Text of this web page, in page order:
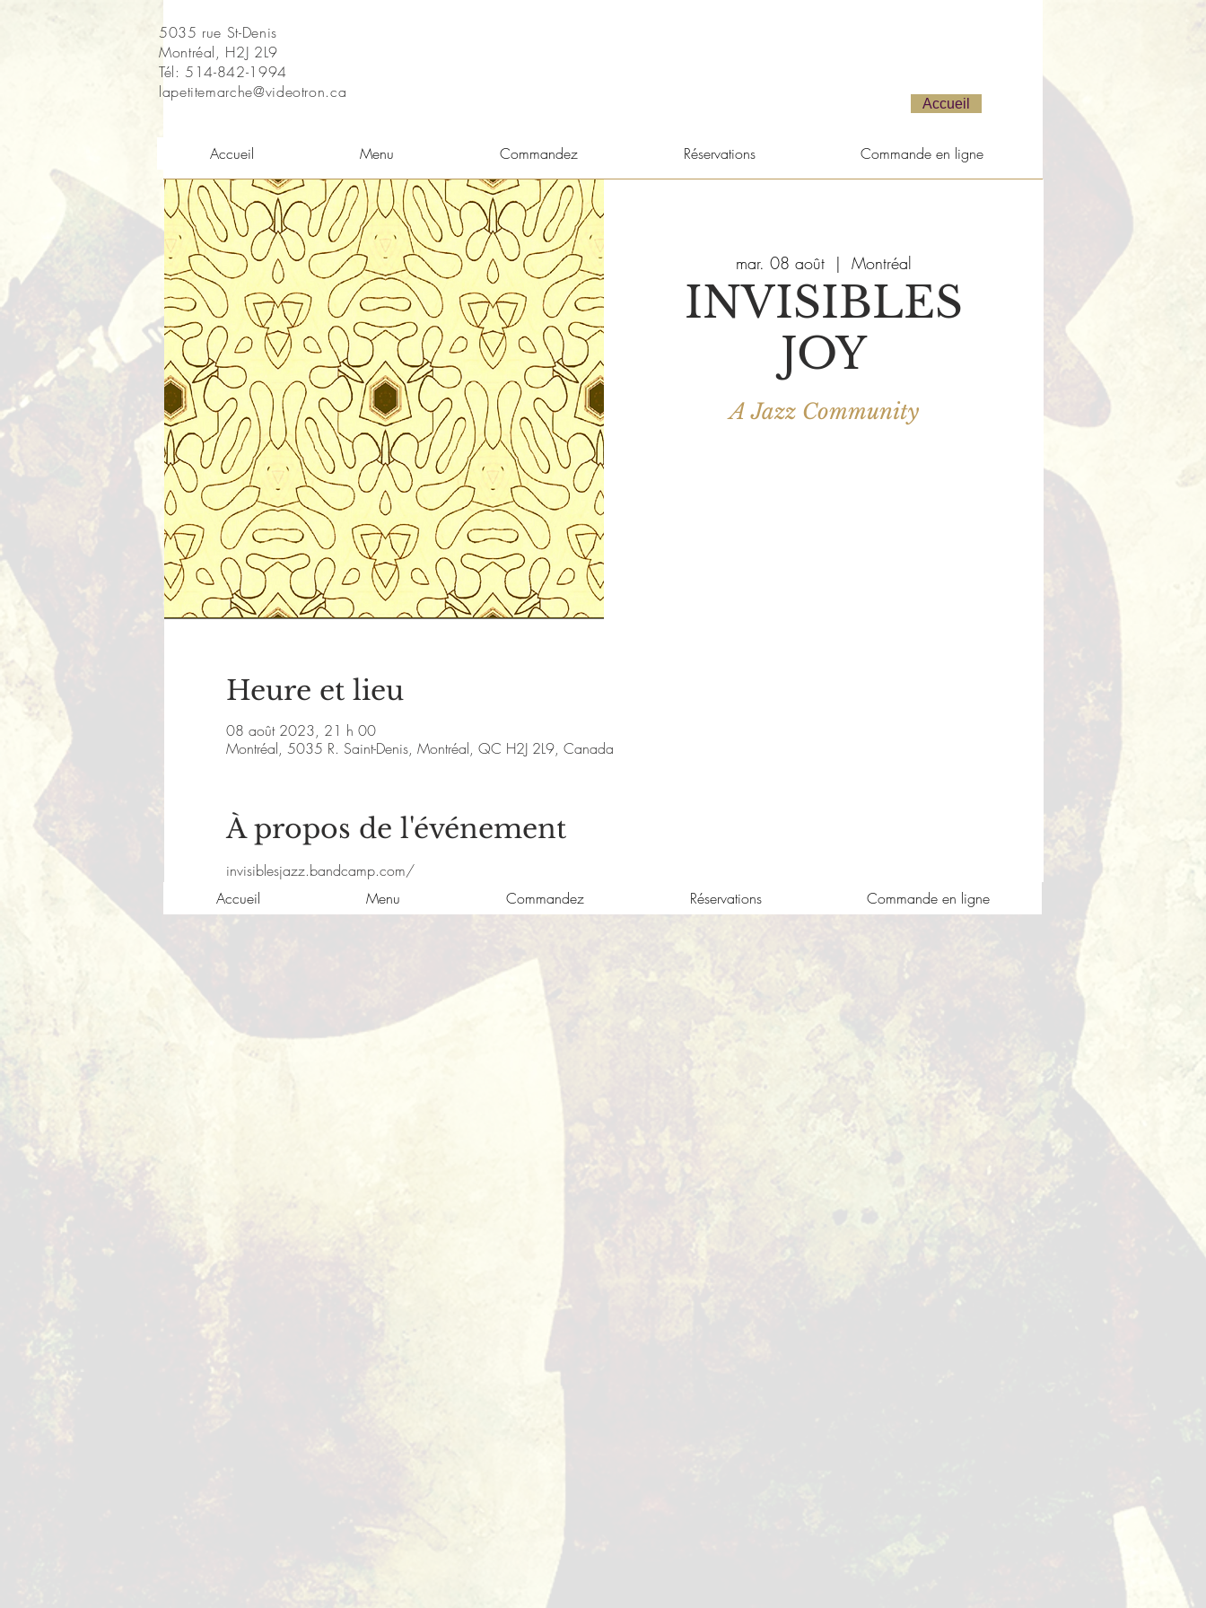
5035 rue St-Denis
Montréal, H2J 2L9
Tél: 514-842-1994
lapetitemarche@videotron.ca
Accueil
Accueil Menu Commandez Réservations Commande en ligne
mar. 08 août
  |
Montréal
INVISIBLES
JOY
A Jazz Community
Heure et lieu
08 août 2023, 21 h 00
Montréal, 5035 R. Saint-Denis, Montréal, QC H2J 2L9, Canada
À propos de l'événement
invisiblesjazz.bandcamp.com/
Accueil
Menu Commandez Réservations Commande en ligne